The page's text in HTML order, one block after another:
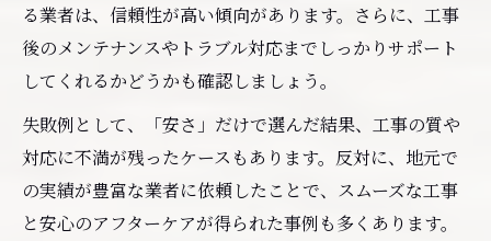
る業者は、信頼性が高い傾向があります。さらに、工事
後のメンテナンスやトラブル対応までしっかりサポート
してくれるかどうかも確認しましょう。
失敗例として、「安さ」だけで選んだ結果、工事の質や
対応に不満が残ったケースもあります。反対に、地元で
の実績が豊富な業者に依頼したことで、スムーズな工事
と安心のアフターケアが得られた事例も多くあります。